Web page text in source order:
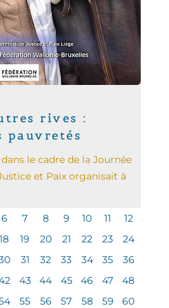
rives :
pauvretés
le cadre de la Journée
et Paix organisait à
6 7 8 9 10 11
12
18 19 20 21 22 23
24
31 32 33 34 35
36
43 44 45 46 47
48
55 56 57 58 59
60